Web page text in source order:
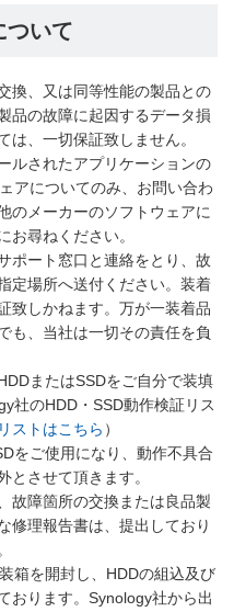
いて
換、又は同等性能の製品との
品の故障に起因するデータ損
は、一切保証致しません。
ルされたアプリケーションの
アについてのみ、お問い合わ
のメーカーのソフトウェアに
お尋ねください。
ポート窓口と連絡をとり、故
定場所へ送付ください。装着
致しかねます。万が一装着品
も、当社は一切その責任を負
またはSSDをご自分で装填
社のHDD・SSD動作検証リス
ストはこちら ）
をご使用になり、動作不具合
とさせて頂きます。
故障箇所の交換または良品製
修理報告書は、提出しており
箱を開封し、HDDの組込及び
おります。Synology社から出